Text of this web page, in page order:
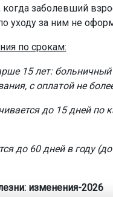
когда заболевший
уходу за ним не
по срокам:
15 лет:
с оплатой не
до 15 дней по
до 60 дней в году
изменения-2026